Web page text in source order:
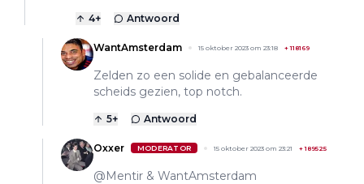
4+ Antwoord
WantAmsterdam 15 oktober 2023 om 23:18 +118169
Zelden zo een solide en gebalanceerde
scheids gezien, top notch.
5+ Antwoord
Oxxer MODERATOR 15 oktober 2023 om 23:21 +189525
@Mentir & WantAmsterdam